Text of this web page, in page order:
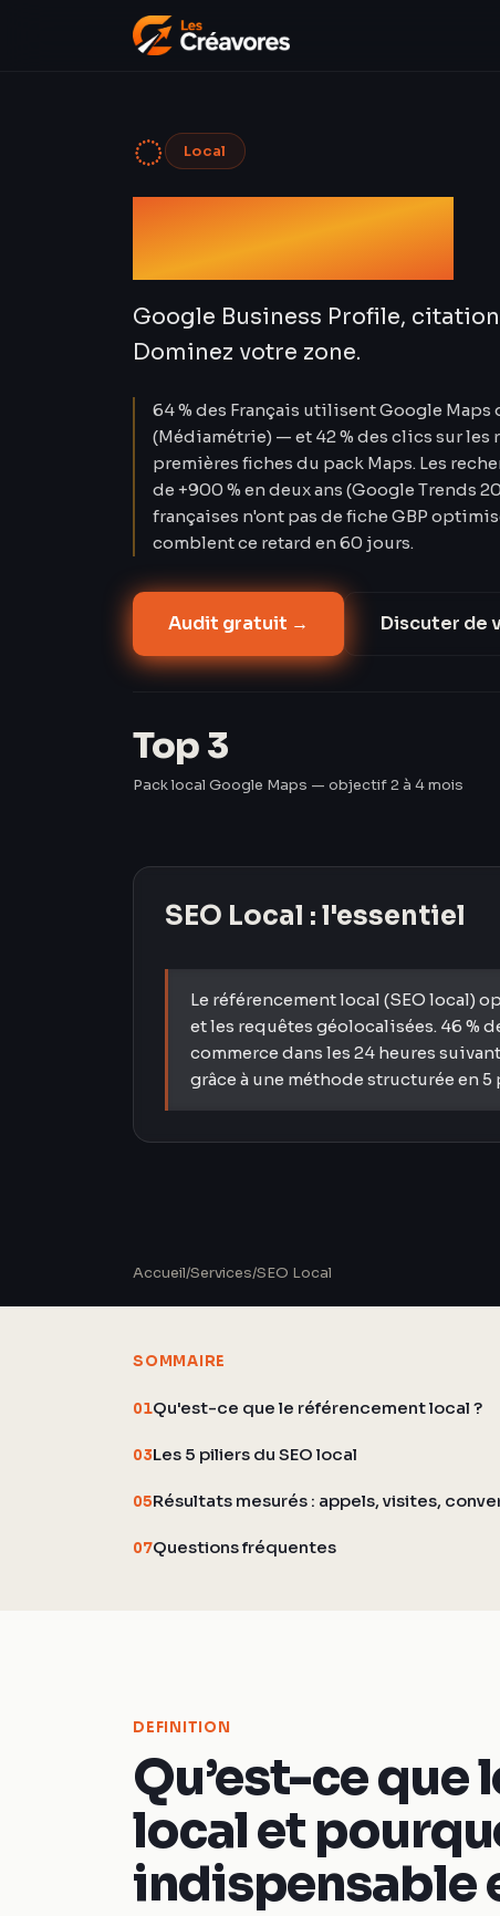
◌ Local
SEO Local
Google Business Profile,
Dominez votre zone.
64 % des Français utilisent Google
(Médiamétrie) — et 42 % des clics sur les
premières fiches du pack Maps. Les
de +900 % en deux ans (Google Trends
françaises n'ont pas de fiche GBP
comblent ce retard en 60 jours.
Audit gratuit → Discuter de
Top 3
Pack local Google Maps — objectif 2 à 4 mois
SEO Local : l'essentiel
Le référencement local (SEO local)
et les requêtes géolocalisées. 46 %
commerce dans les 24 heures
grâce à une méthode structurée en 5
Accueil/Services/SEO Local
SOMMAIRE
01Qu'est-ce que le référencement local ?
03Les 5 piliers du SEO local
05Résultats mesurés : appels, visites,
07Questions fréquentes
DEFINITION
Qu’est-ce que
local et
indispensable